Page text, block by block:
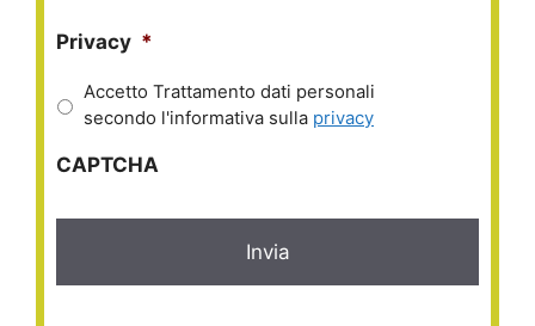
Privacy *
Accetto Trattamento dati personali
secondo l'informativa sulla privacy
CAPTCHA